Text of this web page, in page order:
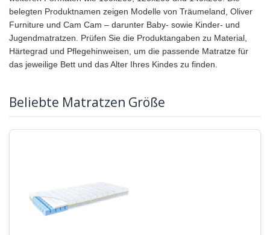
belegten Produktnamen zeigen Modelle von Träumeland, Oliver
Furniture und Cam Cam – darunter Baby- sowie Kinder- und
Jugendmatratzen. Prüfen Sie die Produktangaben zu Material,
Härtegrad und Pflegehinweisen, um die passende Matratze für
das jeweilige Bett und das Alter Ihres Kindes zu finden.
Beliebte Matratzen Größe